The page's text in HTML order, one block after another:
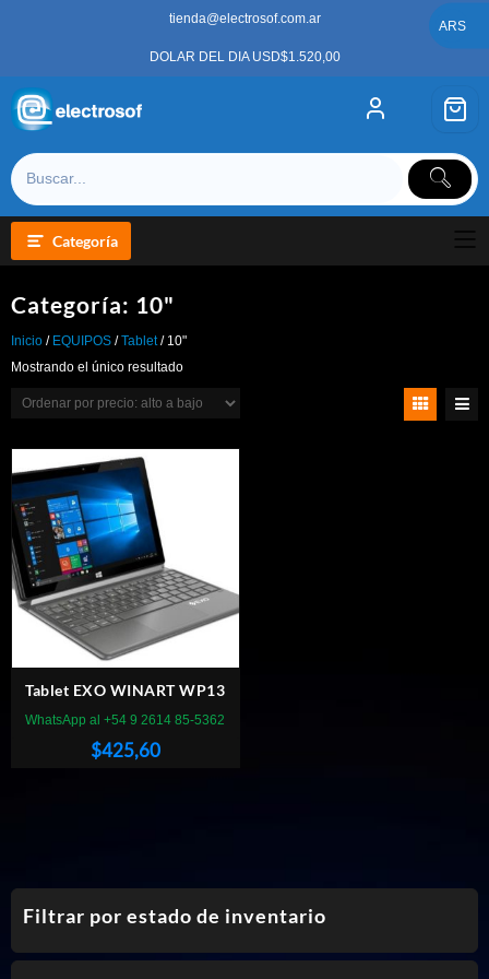
tienda@electrosof.com.ar
DOLAR DEL DIA USD$1.520,00
Categoría
Filtrar por estado de inventario
Categoría: 10"
Inicio / EQUIPOS /Tablet / 10"
Mostrando el único resultado
Tablet EXO WINART WP13
$425,60
WhatsApp al +54 9 2614 85-5362
ARS